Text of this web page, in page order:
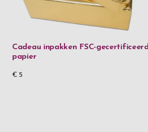
Cadeau inpakken FSC-gecertificeerd
papier
€ 5